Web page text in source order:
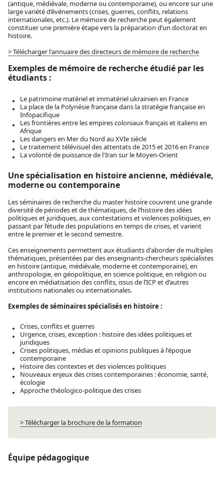
(antique, médiévale, moderne ou contemporaine), ou encore sur une
large variété d’événements (crises, guerres, conflits, relations
internationales, etc.). Le mémoire de recherche peut également
constituer une première étape vers la préparation d’un doctorat en
histoire.
> Télécharger l'annuaire des directeurs de mémoire de recherche
Exemples de mémoire de recherche étudié par les
étudiants :
Le patrimoine matériel et immatériel ukrainien en France
La place de la Polynésie française dans la stratégie française en
Infopacifique
Les frontières entre les empires coloniaux français et italiens en
Afrique
Les dangers en Mer du Nord au XVIe siècle
Le traitement télévisuel des attentats de 2015 et 2016 en France
La volonté de puissance de l'Iran sur le Moyen-Orient
Une spécialisation en histoire ancienne, médiévale,
moderne ou contemporaine
Les séminaires de recherche du master histoire couvrent une grande
diversité de périodes et de thématiques, de l’histoire des idées
politiques et juridiques, aux contestations et violences politiques, en
passant par l’étude des populations en temps de crises, et varient
entre le premier et le second semestre.
Ces enseignements permettent aux étudiants d'aborder de multiples
thématiques, présentées par des enseignants-chercheurs spécialistes
en histoire (antique, médiévale, moderne et contemporaine), en
anthropologie, en géopolitique, en science politique, en religion ou
encore en médiatisation des conflits, issus de l’ICP et d’autres
institutions nationales ou internationales.
Exemples de séminaires spécialisés en histoire :
Crises, conflits et guerres
Urgence, crises, exception : histoire des idées politiques et
juridiques
Crises politiques, médias et opinions publiques à l'époque
contemporaine
Histoire des contextes et des violences politiques
Nouveaux enjeux des crises contemporaines : économie, santé,
écologie
Approche théologico-politique des crises
> Télécharger la brochure de la formation
Équipe pédagogique